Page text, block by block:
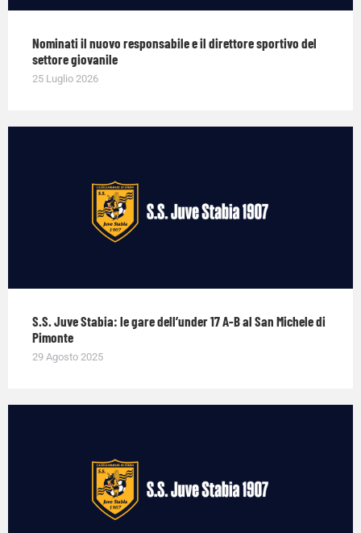
Nominati il nuovo responsabile e il direttore sportivo del
settore giovanile
25 Luglio 2026
S.S. Juve Stabia: le gare dell’under 17 A-B al San Michele di
Pimonte
29 Agosto 2025